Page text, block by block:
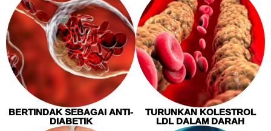
BERTINDAK SEBAGAI ANTI-
DIABETIK
TURUNKAN KOLESTROL
LDL DALAM DARAH